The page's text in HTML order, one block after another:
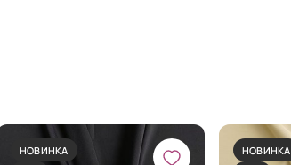
НОВИНКА
НОВИНКА